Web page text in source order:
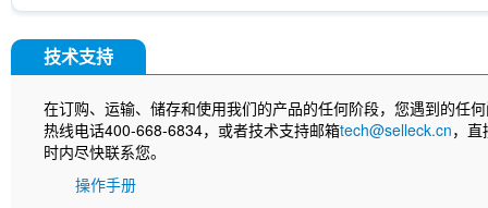
技术支持
在订购、运输、储存和使用我们的产品的任何阶段，您遇到的任
热线电话400-668-6834，或者技术支持邮箱tech@selleck.cn，
时内尽快联系您。
操作手册